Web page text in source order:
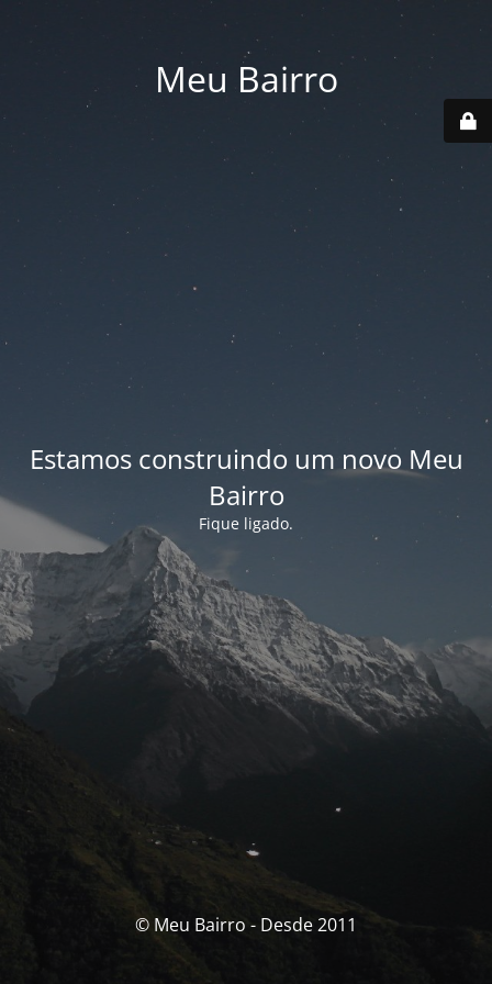
Meu Bairro
Estamos construindo um novo Meu
Bairro
Fique ligado.
© Meu Bairro - Desde 2011